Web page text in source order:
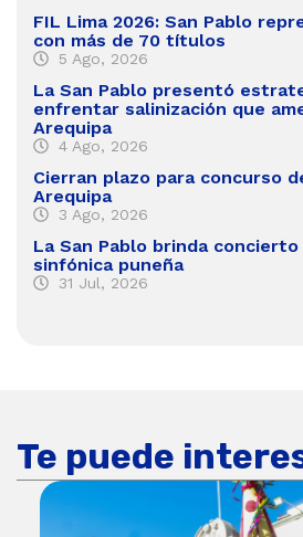
FIL Lima 2026: San Pablo
con más de 70 títulos
5 Ago, 2026
La San Pablo presentó
enfrentar salinización que
Arequipa
4 Ago, 2026
Cierran plazo para concurso
Arequipa
3 Ago, 2026
La San Pablo brinda
sinfónica puneña
31 Jul, 2026
Te puede